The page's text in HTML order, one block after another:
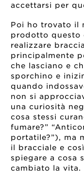
accettarsi per
Poi ho trovato il
prodotto questo
realizzare
principalmente
che lasciano e
sporchino e
quando
non si
una curiosità
cosa stessi
fumare?”
portatile?”), ma
il bracciale e
spiegare a cosa
cambiato la vita.